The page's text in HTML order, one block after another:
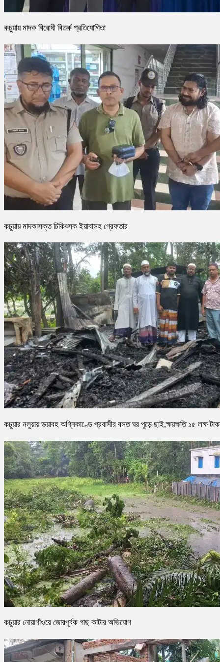
কচুয়ায় মাদক বিরোধী বিতর্ক প্রতিযোগিতা
কচুয়ায় মাদকাসক্ত চিকিৎসক ইয়াবাসহ গ্রেফতার
কচুয়ার নলুয়ায় ভয়াবহ অগ্নিকাণ্ডে প্রবাসীর বসত ঘর পুড়ে ছাই,ক্ষয়ক্ষতি ১৫ লক্ষ
কচুয়ার নোয়াগাঁওয়ে জোরপূর্বক গাছ কাটার অভিযোগ